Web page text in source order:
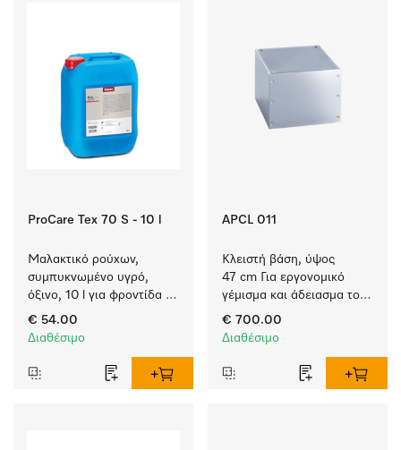
ProCare Tex 70 S - 10 l
Μαλακτικό ρούχων,
συμπυκνωμένο υγρό,
όξινο, 10 l για φροντίδα
υφασμάτων, για
εξαιρετική υφή και
€ 54.00
Διαθέσιμο
APCL 011
Κλειστή βάση, ύψος
47 cm Για εργονομικό
γέμισμα και άδειασμα του
πλυντηρίου ρούχων και
του στεγνωτηρίου.
€ 700.00
Διαθέσιμο